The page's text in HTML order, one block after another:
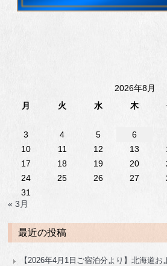
2026年8月
月
火 水 木
3
4 5 6
10
11 12 13
17
18 19 20
24
25 26 27
31
« 3月
最近の投稿
【2026年4月1日ご宿泊分より】北海道